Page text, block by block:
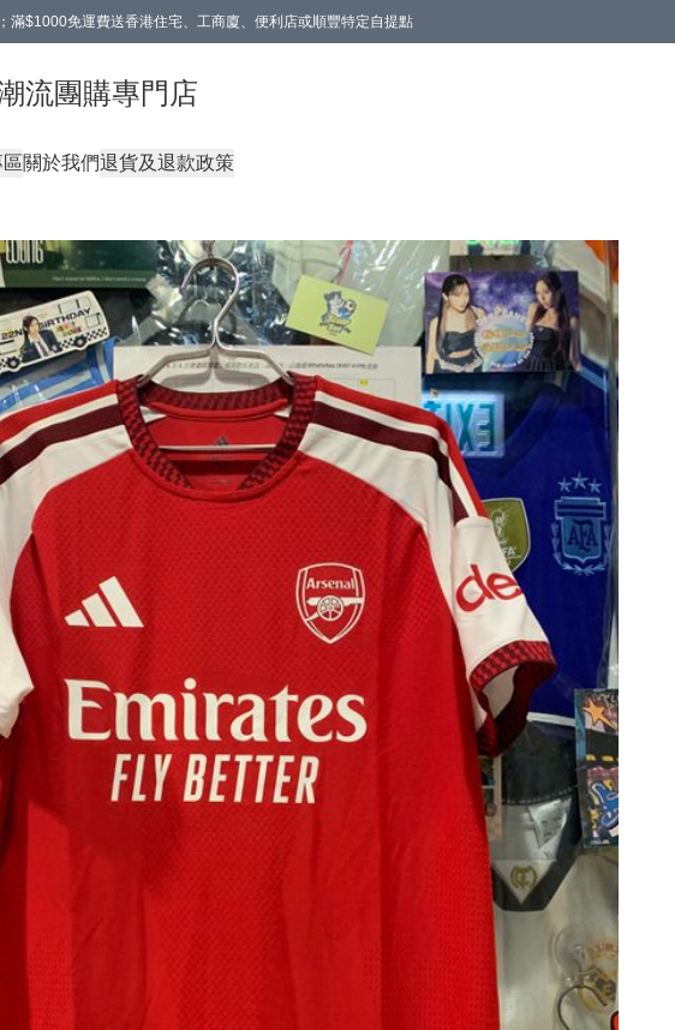
滿$1000免運費送香港住宅、工商廈、便利店或順豐特定自提點
流團購專門店
關於我們退貨及退款政策